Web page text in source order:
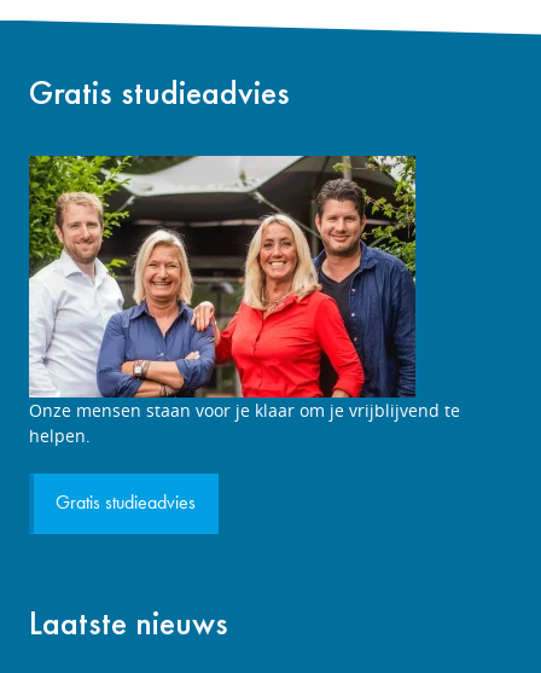
Gratis studieadvies
Studieadviesgesprek
aanvragen
Onze mensen staan voor je klaar om je vrijblijvend te
helpen.
Gratis studieadvies
Laatste nieuws